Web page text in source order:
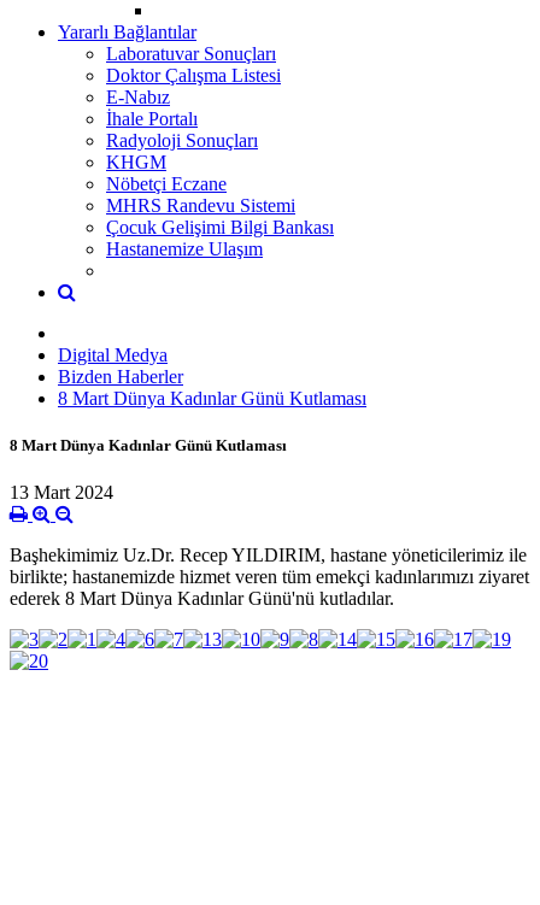
Yararlı Bağlantılar
Laboratuvar Sonuçları
Doktor Çalışma Listesi
E-Nabız
İhale Portalı
Radyoloji Sonuçları
KHGM
Nöbetçi Eczane
MHRS Randevu Sistemi
Çocuk Gelişimi Bilgi Bankası
Hastanemize Ulaşım
Digital Medya
Bizden Haberler
8 Mart Dünya Kadınlar Günü Kutlaması
8 Mart Dünya Kadınlar Günü Kutlaması
13 Mart 2024
Başhekimimiz Uz.Dr. Recep YILDIRIM, hastane yöneticilerimiz ile
birlikte; hastanemizde hizmet veren tüm emekçi kadınlarımızı ziyaret
ederek 8 Mart Dünya Kadınlar Günü'nü kutladılar.